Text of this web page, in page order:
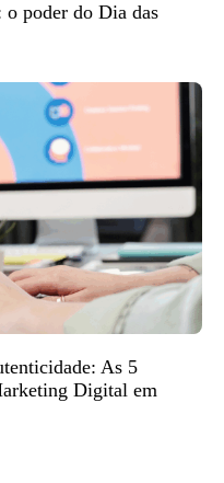
o poder do Dia das
As 5
Digital em